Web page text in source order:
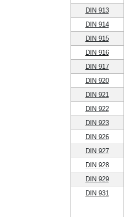
DIN 913
DIN 914
DIN 915
DIN 916
DIN 917
DIN 920
DIN 921
DIN 922
DIN 923
DIN 926
DIN 927
DIN 928
DIN 929
DIN 931